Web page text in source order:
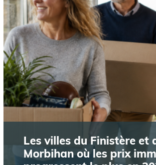
Les villes du Finistère et
Morbihan où les prix